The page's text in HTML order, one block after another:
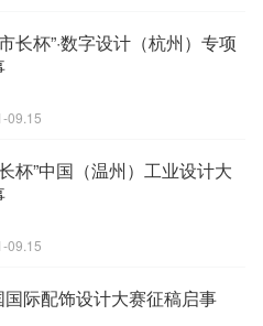
长杯”·数字设计（杭州）专项
09.15
杯”中国（温州）工业设计大
09.15
际配饰设计大赛征稿启事